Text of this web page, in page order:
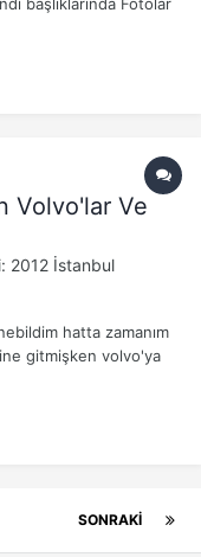
başlıklarında Fotolar
model ve
Volvo'lar Ve
2012 İstanbul
hatta zamanım
gitmişken volvo'ya
olup ön direğe
SONRAKI